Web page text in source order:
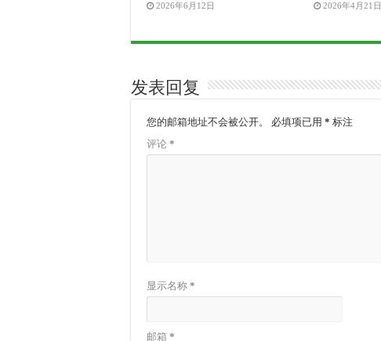
2026年6月12日 2026年4月21日
发表回复
您的邮箱地址不会被公开。 必填项已用 * 标注
评论 *
显示名称 *
邮箱 *